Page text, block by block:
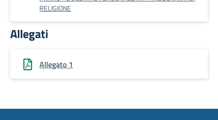
RELIGIONE
Allegati
Allegato 1